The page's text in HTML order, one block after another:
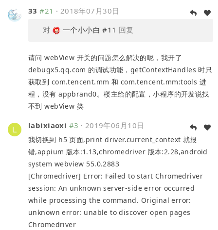
33 #21 · 2018年07月30日
对
一个小小白 #11 回复
请问 webView 开关的问题怎么解决的呢，我开了
debugx5.qq.com 的调试功能，getContextHandles 时只
获取到 com.tencent.mm 和 com.tencent.mm:tools 进
程，没有 appbrand0。楼主给的配置，小程序的开发说找
不到 webView 类
labixiaoxi #3 · 2019年06月10日
我切换到 h5 页面,print driver.current_context 就报
错,appium 版本:1.13,chromedriver 版本:2.28,android
system webview 55.0.2883
[Chromedriver] Error: Failed to start Chromedriver
session: An unknown server-side error occurred
while processing the command. Original error:
unknown error: unable to discover open pages
Chromedriver